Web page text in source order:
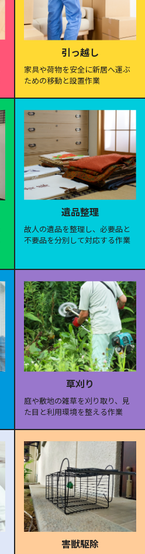
引っ越し
家具や荷物を安全に新居へ運ぶ
ための移動と設置作業
遺品整理
故人の遺品を整理し、必要品と
不要品を分別して対応する作業
草刈り
庭や敷地の雑草を刈り取り、見
た目と利用環境を整える作業
害獣駆除